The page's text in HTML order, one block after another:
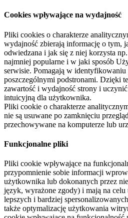
Cookies wpływające na wydajność
Pliki cookies o charakterze
wydajność zbierają informację o tym,
odwiedzana i jak się z niej korzysta
najmniej popularne i w jaki sposób
serwisie. Pomagają w
poszczególnymi podstronami. Dzięki
zawartość i wydajność strony i
intuicyjną dla użytkownika.
Pliki cookie o charakterze
nie są usuwane po zamknięciu
przechowywane na komputerze lub
Funkcjonalne pliki
Pliki cookie wpływające na
przypomnienie sobie informacji
użytkownika lub dokonanych przez
język, wyrażone zgody) i mają na
lepszych i bardziej
także optymalizację użytkowania